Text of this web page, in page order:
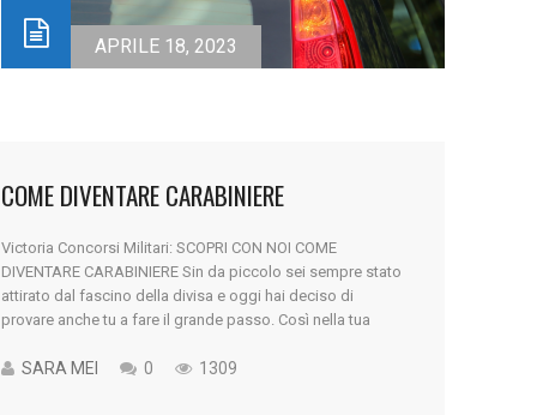
APRILE 18, 2023
COME DIVENTARE CARABINIERE
Victoria Concorsi Militari: SCOPRI CON NOI COME
DIVENTARE CARABINIERE Sin da piccolo sei sempre stato
attirato dal fascino della divisa e oggi hai deciso di
provare anche tu a fare il grande passo. Così nella tua
non tutto è sempre semplice come sembra. C'è bisogno di
SARA MEI 0 1309